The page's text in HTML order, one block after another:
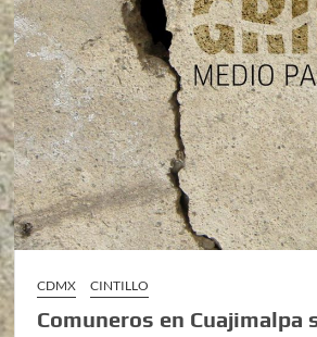
CDMX CINTILLO
Comuneros en Cuajimalpa